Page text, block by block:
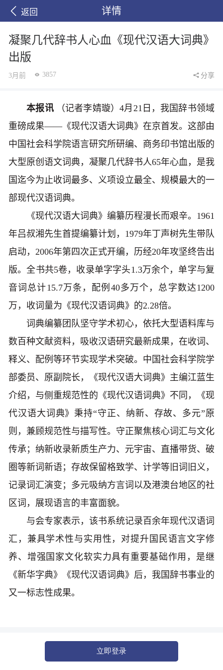
返回 详情
凝聚几代辞书人心血《现代汉语大词典》
出版
3月前 3857 分享
本报讯（记者李婧璇）4月21日，我国辞书领域
重磅成果——《现代汉语大词典》在京首发。这部由
中国社会科学院语言研究所研编、商务印书馆出版的
大型原创语文词典，凝聚几代辞书人65年心血，是我
国迄今为止收词最多、义项设立最全、规模最大的一
部现代汉语词典。
《现代汉语大词典》编纂历程漫长而艰辛。1961
年吕叔湘先生首提编纂计划，1979年丁声树先生带队
启动，2006年第四次正式开编，历经20年攻坚终告出
版。全书共5卷，收录单字字头1.3万余个，单字与复
音词总计15.7万条，配例40多万个，总字数达1200
万，收词量为《现代汉语词典》的2.28倍。
词典编纂团队坚守学术初心，依托大型语料库与
数百种文献资料，吸收汉语研究最新成果，在收词、
释义、配例等环节实现学术突破。中国社会科学院学
部委员、原副院长，《现代汉语大词典》主编江蓝生
介绍，与侧重规范性的《现代汉语词典》不同，《现
代汉语大词典》秉持“守正、纳新、存故、多元”原
则，兼顾规范性与描写性。守正聚焦核心词汇与文化
传承；纳新收录新质生产力、元宇宙、直播带货、破
圈等新词新语；存故保留格致学、计学等旧词旧义，
记录词汇演变；多元吸纳方言词以及港澳台地区的社
区词，展现语言的丰富面貌。
与会专家表示，该书系统记录百余年现代汉语词
汇，兼具学术性与实用性，对提升国民语言文字修
养、增强国家文化软实力具有重要基础作用，是继
《新华字典》《现代汉语词典》后，我国辞书事业的
又一标志性成果。
立即登录